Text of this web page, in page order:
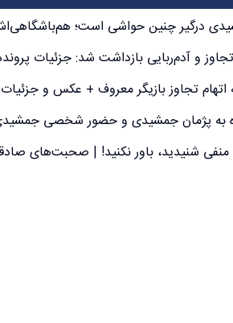
جمشیدی درگیر چنین حواشی است؛
تجاوز و آدم‌ربایی بازداشت شد: جزئیات
اتهام تجاوز بازیگر معروف + عکس و
شده به پژمان جمشیدی و حضور شخصی
شنیدید، باور نکنید! | صحبت‌های